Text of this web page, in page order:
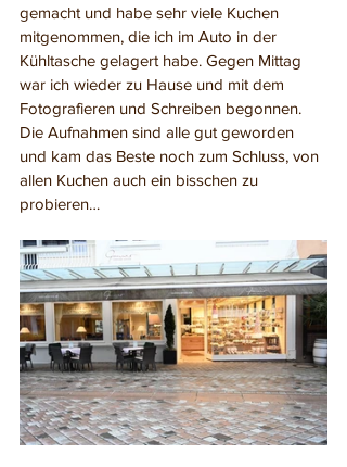
gemacht und habe sehr viele Kuchen
mitgenommen, die ich im Auto in der
Kühltasche gelagert habe. Gegen Mittag
war ich wieder zu Hause und mit dem
Fotografieren und Schreiben begonnen.
Die Aufnahmen sind alle gut geworden
und kam das Beste noch zum Schluss, von
allen Kuchen auch ein bisschen zu
probieren…